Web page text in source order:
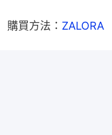
購買方法： ZALORA